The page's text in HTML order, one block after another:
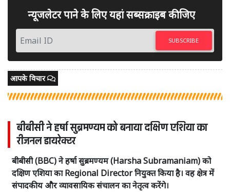
न्यूजलेटर पाने के लिए यहां सब्सक्राइब कीजिए
SUBSCRIBE
आपके विचार
बीबीसी ने हर्षा सुब्रमण्यम को बनाया दक्षिण एशिया का
रीजनल डायरेक्टर
बीबीसी (BBC) ने हर्षा सुब्रमण्यम (Harsha Subramaniam) को
दक्षिण एशिया का Regional Director नियुक्त किया है। वह क्षेत्र में
संपादकीय और व्यावसायिक संचालन का नेतृत्व करेंगे।